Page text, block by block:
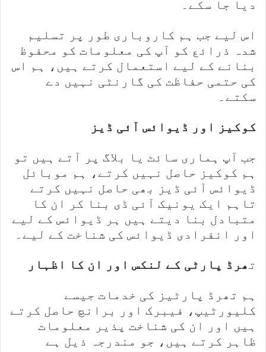
دیا جا سکے۔
اس لیے جب ہم کاروباری طور پر تسلیم
شدہ ذرائع کو آپ کی معلومات کو محفوظ
بنانے کے لیے استعمال کرتے ہیں، ہم اس
کی حتمی حفاظت کی گارنٹی نہیں دے
سکتے۔
کوکیز اور ڈیوائس آئی ڈیز
جب آپ ہماری سائٹ یا بلاگ پر آتے ہیں تو
ہم کوکیز حاصل نہیں کرتے، ہم موبائل
ڈیوائس آئی ڈیز بھی حاصل نہیں کرتے
تاہم ایک یونیک آئی ڈی بنا کر ان کا
متبادل بنا دیتے ہیں ہر ڈیوائس کے لیے
اور انفرادی ڈیوائس کی شناخت کے لیے۔
تھرڈ پارٹی کے لنکس اور ان کا اظہار
ہم تھرڈ پارٹیز کی خدمات جیسے
کلیورٹیپ، فیبرک اور برانچ حاصل کرتے
ہیں اور ان کی شناخت پذیر معلومات
ظاہر کرتے ہیں، جو مندرجہ ذیل ہے